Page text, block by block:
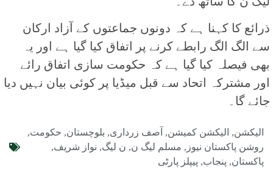
ذرائع کا کہنا ہے کہ دونوں جماعتوں کے آزاد ارکان
سے الگ الگ رابطے کرنے پر اتفاق کیا گیا ہے اور یہ
بھی فیصلہ کیا گیا ہے کہ حکومت سازی اتفاق رائے
اور مشترکہ اتحاد سے قبل میڈیا پر کوئی بیان نہیں دیا
جائے گا۔
الیکشن, الیکشن کمیشن, آصف زرداری, بلوچستان, حکومت,
روشن پاکستان نیوز , مسلم لیگ ن, ن لیگ, نواز شریف,
پاکستان, پنجاب, پیپلز پارٹی